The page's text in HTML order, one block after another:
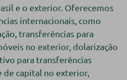
e o exterior. Oferecemos
internacionais, como
transferências para
no exterior, dolarização
para transferências
capital no exterior,